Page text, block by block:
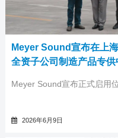
Meyer Sound宣布在上
全资子公司制造产品专
Meyer Sound宣布正式启用
2026年6月9日